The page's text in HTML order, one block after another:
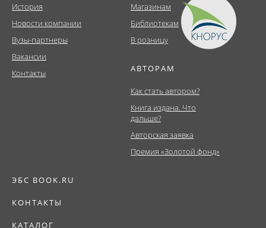
История
Новости компании
Вузы-партнеры
Вакансии
Контакты
Магазинам
Библиотекам
В розницу
АВТОРАМ
Как стать автором?
Книга издана. Что
дальше?
Авторская заявка
Премия «Золотой фонд»
ЭБС BOOK.RU
КОНТАКТЫ
КАТАЛОГ